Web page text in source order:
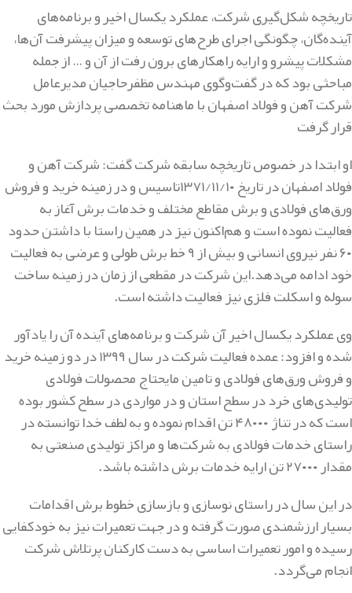
تاریخچه شکل‌گیری شرکت، عملکرد یکسال اخیر و برنامه‌‌های
آینده‌گان، چگونگی اجرای طرح‌های توسعه و میزان پیشرفت آن‌ها،
مشکلات پیشرو و ارایه راهکارهای برون رفت از آن و … از جمله
مباحثی بود که در گفت‌وگوی مهندس مظفرحاجیان مدیرعامل
شرکت آهن و فولاد اصفهان با ماهنامه تخصصی پردازش مورد بحث
قرار گرفت
او ابتدا در خصوص تاریخچه سابقه شرکت گفت: شرکت آهن و
فولاد اصفهان در تاریخ ۱۳۷۱/۱۱/۱۰تاسیس و در زمینه خرید و فروش
ورق‌های فولادی و برش مقاطع مختلف و خدمات برش آغاز به
فعالیت نموده است و هم‌اکنون نیز در همین راستا با داشتن حدود
۶۰ نفر نیروی انسانی و بیش از ۹ خط برش طولی و عرضی به فعالیت
خود ادامه می‌دهد.این شرکت در مقطعی از زمان در زمینه ساخت
سوله و اسکلت فلزی نیز فعالیت داشته است.
وی عملکرد یکسال اخیر آن شرکت و برنامه‌های آینده آن را یادآور
شده و افزود: عمده فعالیت شرکت در سال ۱۳۹۹ در دو زمینه خرید
و فروش ورق‌های فولادی و تامین مایحتاج محصولات فولادی
تولیدی‌های خرد در سطح استان و در مواردی در سطح کشور بوده
است که در تناژ ۴۸۰۰۰ تن اقدام نموده و به لطف خدا توانسته در
راستای خدمات فولادی به شرکت‌ها و مراکز تولیدی صنعتی به
مقدار ۲۷۰۰۰ تن ارایه خدمات برش داشته باشد.
در این سال در راستای نوسازی و بازسازی خطوط برش اقدامات
بسیار ارزشمندی صورت گرفته و در جهت تعمیرات نیز به خودکفایی
رسیده و امور تعمیرات اساسی به دست کارکنان پرتلاش شرکت
انجام می‌گردد.